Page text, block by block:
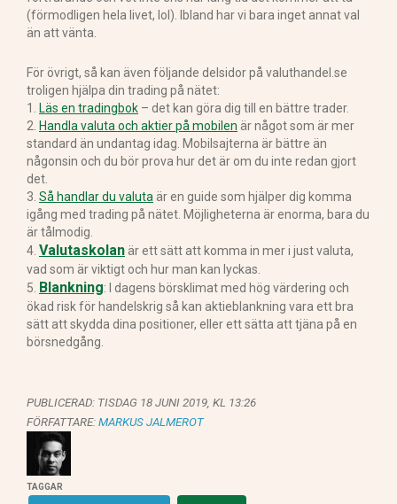
(förmodligen hela livet, lol). Ibland har vi bara inget annat val
än att vänta.
För övrigt, så kan även följande delsidor på valuthandel.se
troligen hjälpa din trading på nätet:
1. Läs en tradingbok – det kan göra dig till en bättre trader.
2. Handla valuta och aktier på mobilen är något som är mer
standard än undantag idag. Mobilsajterna är bättre än
någonsin och du bör prova hur det är om du inte redan gjort
det.
3. Så handlar du valutaär en guide som hjälper dig komma
igång med trading på nätet. Möjligheterna är enorma, bara du
är tålmodig.
4. Valutaskolanär ett sätt att komma in mer i just valuta,
vad som är viktigt och hur man kan lyckas.
5. Blankning: I dagens börsklimat med hög värdering och
ökad risk för handelskrig så kan aktieblankning vara ett bra
sätt att skydda dina positioner, eller ett sätta att tjäna på en
börsnedgång.
PUBLICERAD: TISDAG 18 JUNI 2019, KL 13:26
FÖRFATTARE: MARKUS JALMEROT
TAGGAR